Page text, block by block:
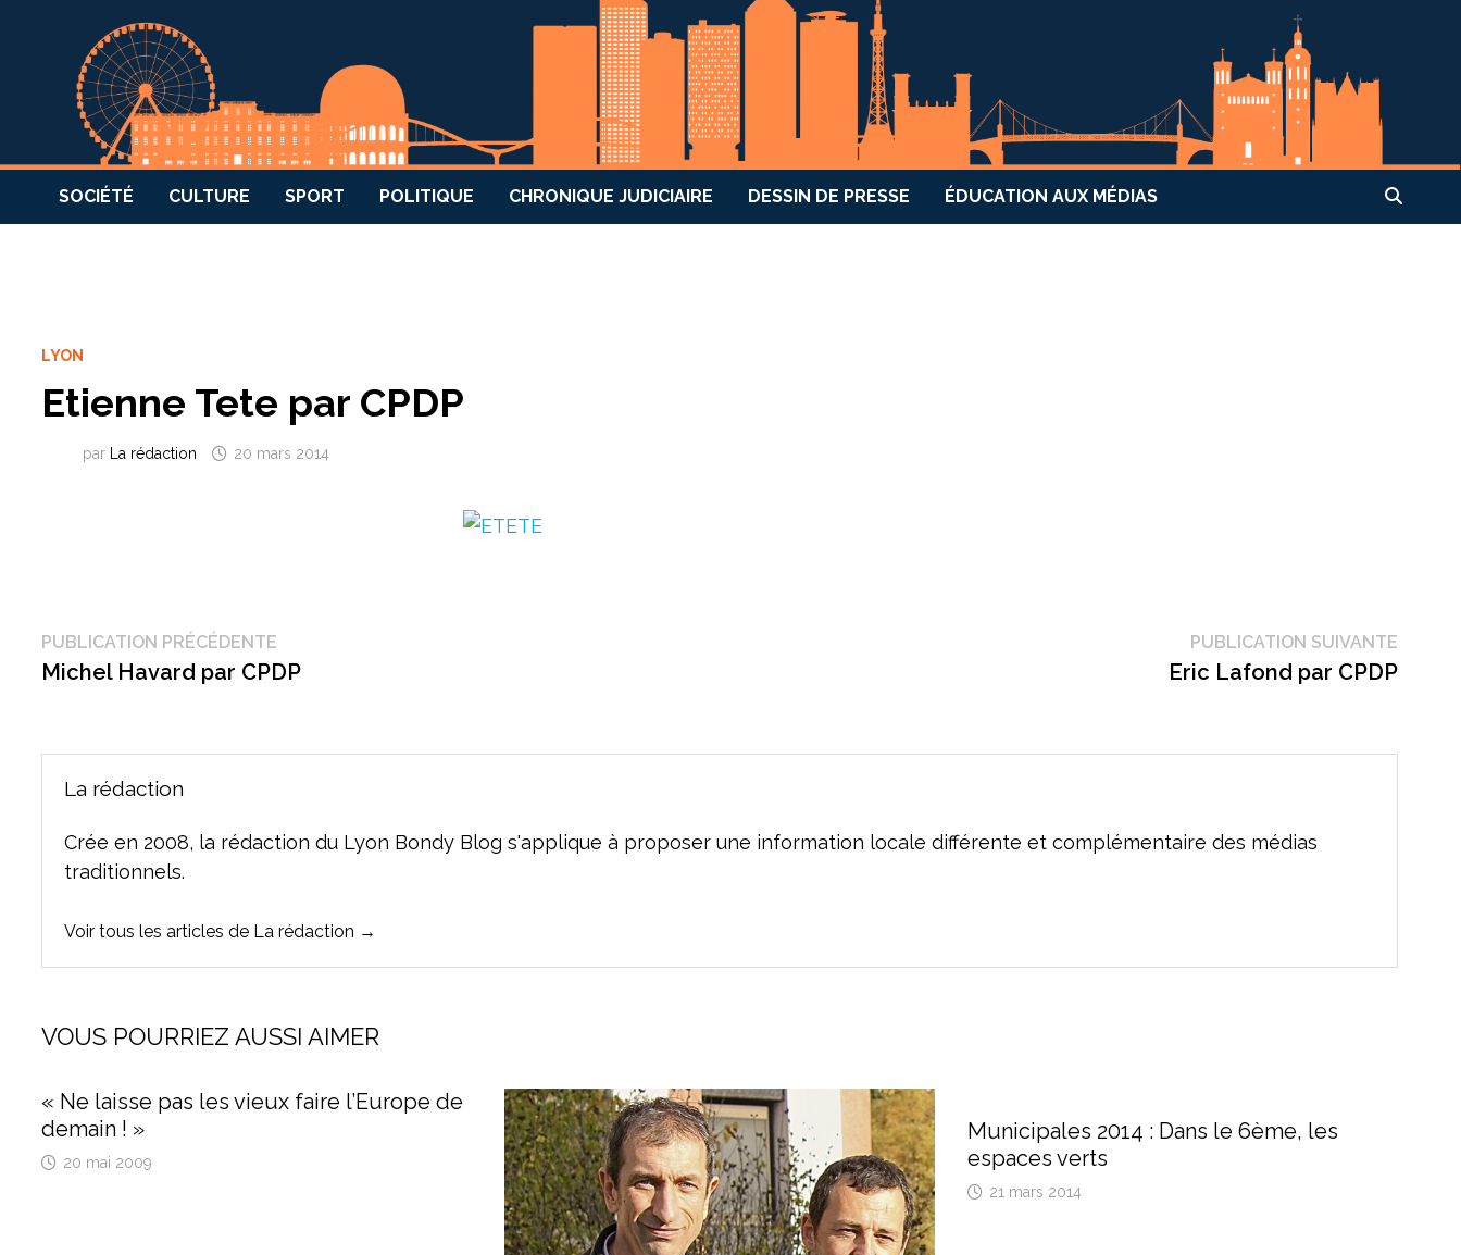
SOCIÉTÉ CULTURE SPORT POLITIQUE CHRONIQUE JUDICIAIRE DESSIN DE PRESSE ÉDUCATION AUX MÉDIAS
LYON
Etienne Tete par CPDP
par La rédaction 20 mars 2014
Navigation
de
PUBLICATION PRÉCÉDENTE
précédente :
Michel Havard par CPDP
PUBLICATION SUIVANTE
Eric Lafond par CPDP
La rédaction
Crée en 2008, la rédaction du Lyon Bondy Blog s'applique à proposer une information locale différente et complémentaire des médias
traditionnels.
Voir tous les articles de La rédaction →
VOUS POURRIEZ AUSSI AIMER
« Ne laisse pas les vieux faire l’Europe de
demain ! »
20 mai 2009
Municipales 2014 : Dans le 6ème, les
espaces verts
21 mars 2014